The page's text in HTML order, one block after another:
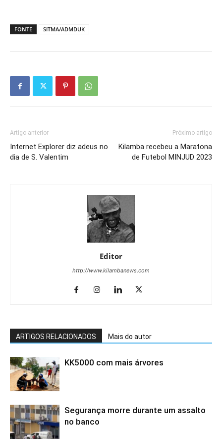
FONTE SITMA/ADMDUK
Artigo anterior
Internet Explorer diz adeus no
dia de S. Valentim
Próximo artigo
Kilamba recebeu a Maratona
de Futebol MINJUD 2023
Editor
http://www.kilambanews.com
ARTIGOS RELACIONADOS Mais do autor
KK5000 com mais árvores
Segurança morre durante um assalto
no banco